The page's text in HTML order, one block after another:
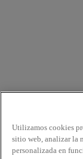
Utilizamos cookies
sitio web, analizar la
personalizada en